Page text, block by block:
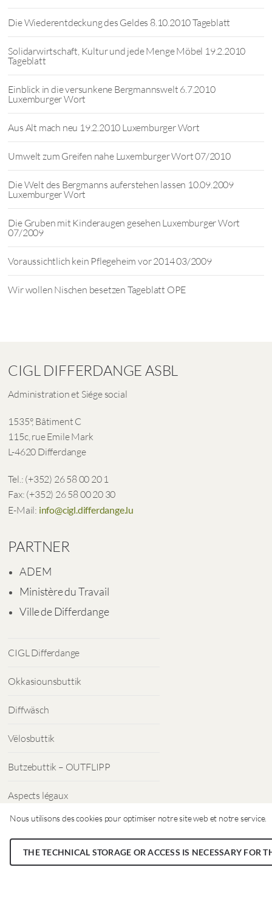
Nous utilisons des cookies pour optimiser notre site web et notre service.
THE TECHNICAL STORAGE OR ACCESS IS NECESSARY FOR
Die Wiederentdeckung des Geldes 8.10.2010 Tageblatt
Solidarwirtschaft, Kultur und jede Menge Möbel 19.2.2010
Tageblatt
Einblick in die versunkene Bergmannswelt 6.7.2010
Luxemburger Wort
Aus Alt mach neu 19.2.2010 Luxemburger Wort
Umwelt zum Greifen nahe Luxemburger Wort 07/2010
Die Welt des Bergmanns auferstehen lassen 10.09.2009
Luxemburger Wort
Die Gruben mit Kinderaugen gesehen Luxemburger Wort
07/2009
Voraussichtlich kein Pflegeheim vor 2014 03/2009
Wir wollen Nischen besetzen Tageblatt OPE
CIGL DIFFERDANGE ASBL
Administration et Siége social
1535°, Bâtiment C
115c, rue Emile Mark
L-4620 Differdange
Tel.: (+352) 26 58 00 20 1
Fax: (+352) 26 58 00 20 30
E-Mail: info@cigl.differdange.lu
PARTNER
ADEM
Ministère du Travail
Ville de Differdange
CIGL Differdange
Okkasiounsbuttik
Diffwäsch
Vëlosbuttik
Butzebuttik – OUTFLIPP
Aspects légaux
Protection des données